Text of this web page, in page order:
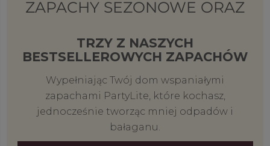
ZAPACHY SEZONOWE ORAZ
TRZY Z NASZYCH
BESTSELLEROWYCH ZAPACHÓW
Wypełniając Twój dom wspaniałymi
zapachami PartyLite, które kochasz,
jednocześnie tworząc mniej odpadów i
bałaganu.